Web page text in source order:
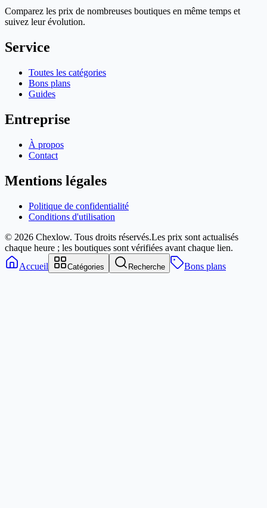
Comparez les prix de nombreuses boutiques en même temps et
suivez leur évolution.
Service
Toutes les catégories
Bons plans
Guides
Entreprise
À propos
Contact
Mentions légales
Politique de confidentialité
Conditions d'utilisation
© 2026 Chexlow. Tous droits réservés.Les prix sont actualisés
chaque heure ; les boutiques sont vérifiées avant chaque lien.
Accueil
Catégories Recherche Bons plans